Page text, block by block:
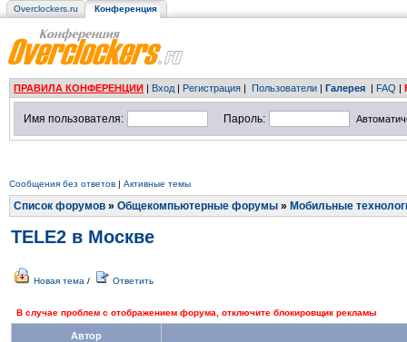
Overclockers.ru Конференция
ПРАВИЛА КОНФЕРЕНЦИИ | Вход | Регистрация | Пользователи | Галерея | FAQ |
Имя пользователя: Пароль:
Сообщения без ответов | Активные темы
Список форумов » Общекомпьютерные форумы » Мобильные
TELE2 в Москве
Новая тема / Ответить
В случае проблем с отображением форума, отключите блокировщик рекламы
Автор